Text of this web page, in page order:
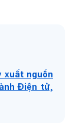
xuất nguồn
Điện tử,